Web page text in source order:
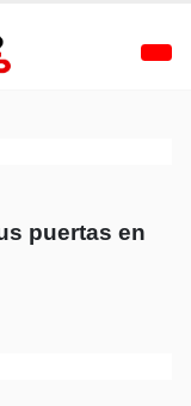
puertas en